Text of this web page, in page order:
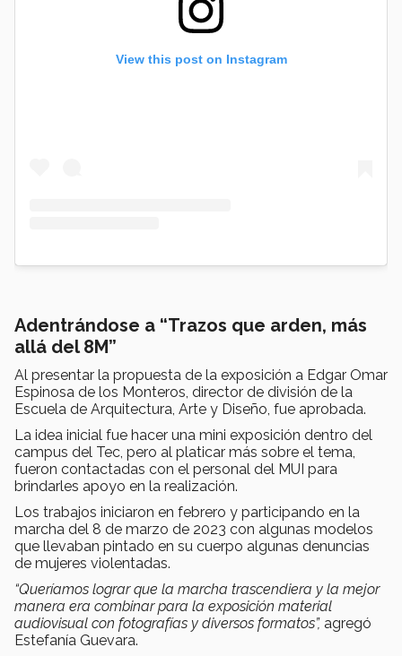
View this post on Instagram
Adentrándose a “Trazos que arden, más
allá del 8M”
Al presentar la propuesta de la exposición a Edgar Omar
Espinosa de los Monteros, director de división de la
Escuela de Arquitectura, Arte y Diseño, fue aprobada.
La idea inicial fue hacer una mini exposición dentro del
campus del Tec, pero al platicar más sobre el tema,
fueron contactadas con el personal del MUI para
brindarles apoyo en la realización.
Los trabajos iniciaron en febrero y participando en la
marcha del 8 de marzo de 2023 con algunas modelos
que llevaban pintado en su cuerpo algunas denuncias
de mujeres violentadas.
“Queríamos lograr que la marcha trascendiera y la mejor
manera era combinar para la exposición material
audiovisual con fotografías y diversos formatos”, agregó
Estefanía Guevara.